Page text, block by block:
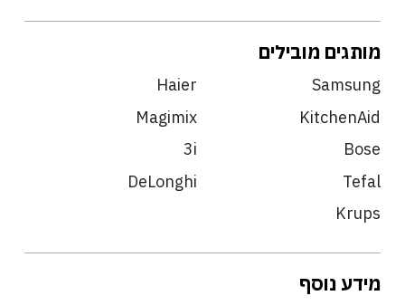
מותגים מובילים
Samsung
Haier
KitchenAid
Magimix
Bose
3i
Tefal
DeLonghi
Krups
מידע נוסף